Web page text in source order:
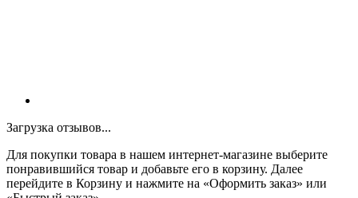
Загрузка отзывов...
Для покупки товара в нашем интернет-магазине выберите
понравившийся товар и добавьте его в корзину. Далее
перейдите в Корзину и нажмите на «Оформить заказ» или